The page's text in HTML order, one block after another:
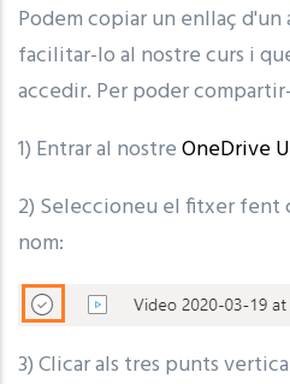
Podem copiar un enllaç
facilitar-lo al nostre curs i
accedir. Per poder
1) Entrar al nostreOneDrive
2) Seleccioneu el fitxer fent
nom:
3) Clicar als tres punts